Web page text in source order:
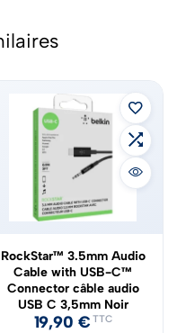
RockStar™ 3.5mm Audio
Cable with USB-C™
Connector câble audio
USB C 3,5mm Noir
19,90 € TTC